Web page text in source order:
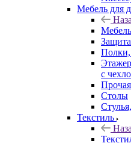
Мебель для
с
Столы
Текстиль